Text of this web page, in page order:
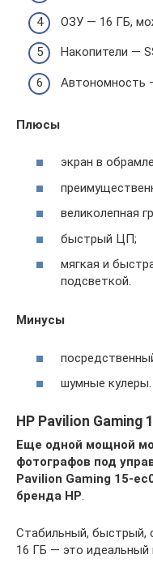
ОЗУ — 16 ГБ,
Накопители —
Автономность
Плюсы
экран в
великолепная
быстрый ЦП;
мягкая и
подсветкой.
Минусы
шумные кулеры.
HP Pavilion Gaming
Еще одной мощной
фотографов под
Pavilion Gaming 15-
бренда HP.
Стабильный, быстрый,
16 ГБ — это